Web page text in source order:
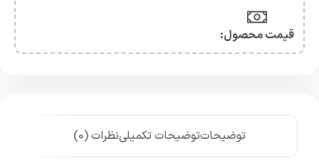
قیمت محصول:​
توضیحاتتوضیحات تکمیلینظرات (0)